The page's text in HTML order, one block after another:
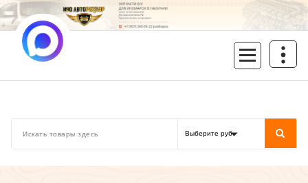
Перейти
к
содержимому